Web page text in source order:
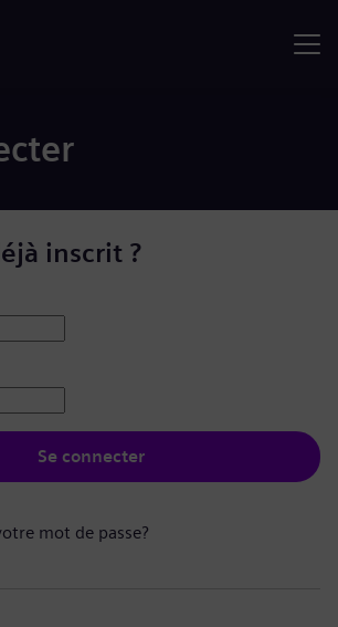
inscrit ?
d’utilisateur et mot de passe
Se connecter
mot de passe?